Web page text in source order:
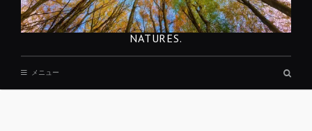
NATURES.
メニュー